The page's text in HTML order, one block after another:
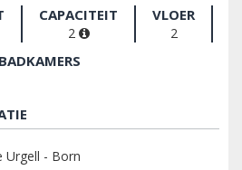
CAPACITEIT
2
VLOER
2
BADKAMERS
Urgell - Born